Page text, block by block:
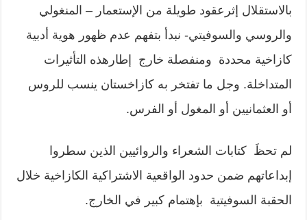
بالاستقلال إثرعقود طويلة من الإستعمار – المنغولي
والروسي والسوفيتي- نبدأ بتفهم عدم ظهور هوية أدبية
كازاخية محددة ومنفصلة خارج إطارهذه التأثيرات
المتداخلة. وجل ما تفتخر به كازاخستان ينسب للروس
أو العثمانيين أو المغول أو الفرس.
لم تحظَ كتابات الشعراء والروائيين الذين سطروا
إبداعاتهم ضمن حدود الواقعية الاشتراكية الكازاخية خلال
الحقبة السوفيتية بإهتمام كبير في الخارج.